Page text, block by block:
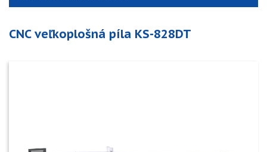
CNC veľkoplošná píla KS-828DT